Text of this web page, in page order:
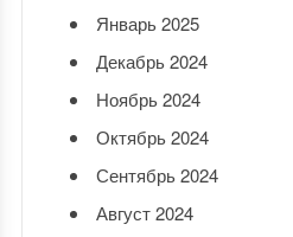
Январь 2025
Декабрь 2024
Ноябрь 2024
Октябрь 2024
Сентябрь 2024
Август 2024